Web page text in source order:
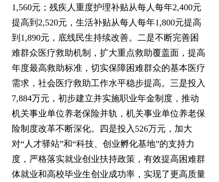
1,560元；残疾人重度护理补贴从每人每年2,400元
提高到 2,520元，生活补贴从每人每年1,800元提高
到 1,890元，底线民生持续改善。二是不断完善困
难群众医疗救助机制，扩大重点救助覆盖面，提高
年度最高救助标准，切实保障困难群众的基本医疗
需求，社会医疗救助工作水平稳步提高。三是投入
7,884万元，初步建立并实施职业年金制度，推动
机关事业单位养老保险并轨，机关事业单位养老保
险制度改革不断深化。四是投入 526万元，加大
对“人才驿站”和“科技、创业孵化基地”的支持力
度，严格落实就业创业扶持政策，有效提高困难群
体就业和高校毕业生创业成功率，实现了更高质量